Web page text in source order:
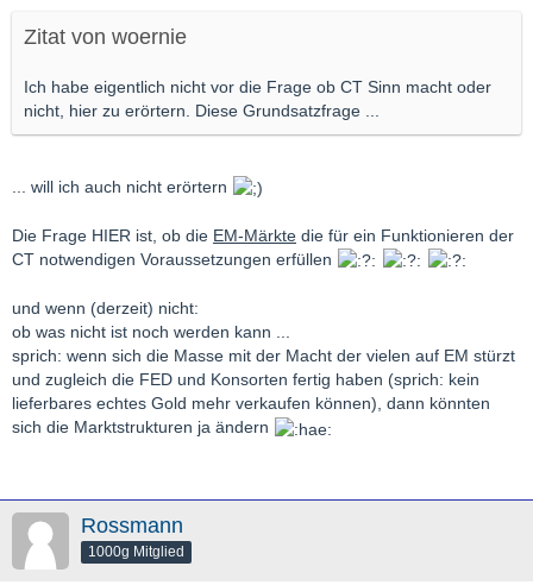
Zitat von woernie
Ich habe eigentlich nicht vor die Frage ob CT Sinn macht oder
nicht, hier zu erörtern. Diese Grundsatzfrage ...
... will ich auch nicht erörtern
Die Frage HIER ist, ob die EM-Märkte die für ein Funktionieren der
CT notwendigen Voraussetzungen erfüllen
und wenn (derzeit) nicht:
ob was nicht ist noch werden kann ...
sprich: wenn sich die Masse mit der Macht der vielen auf EM stürzt
und zugleich die FED und Konsorten fertig haben (sprich: kein
lieferbares echtes Gold mehr verkaufen können), dann könnten
sich die Marktstrukturen ja ändern
Rossmann
1000g Mitglied